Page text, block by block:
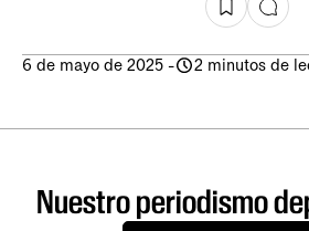
6 de mayo de 2025 - 2 minutos de
Nuestro periodismo